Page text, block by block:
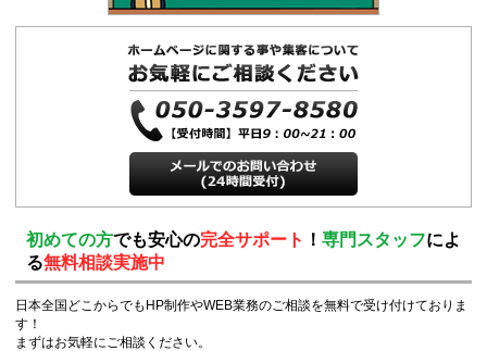
初めての方でも安心の完全サポート ！ 専門スタッフによ
る無料相談実施中
日本全国どこからでもHP制作やWEB業務のご相談を無料で受け付けておりま
す！
まずはお気軽にご相談ください。